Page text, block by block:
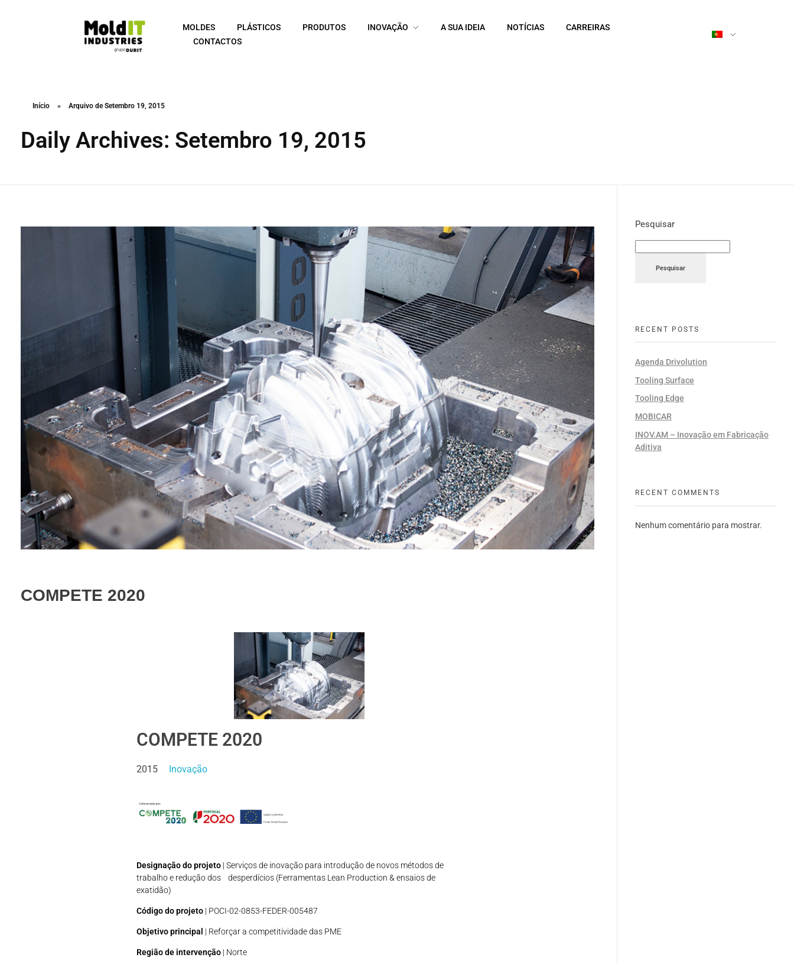
MOLDES PLÁSTICOS PRODUTOS INOVAÇÃO A SUA IDEIA NOTÍCIAS
CARREIRAS
CONTACTOS
Início » Arquivo de Setembro 19, 2015
Daily Archives: Setembro 19, 2015
COMPETE 2020
COMPETE 2020
2015 Inovação
Designação do projeto | Serviços de inovação para introdução de novos métodos de
trabalho e redução dos desperdícios (Ferramentas Lean Production & ensaios de
exatidão)
Código do projeto | POCI-02-0853-FEDER-005487
Objetivo principal | Reforçar a competitividade das PME
Região de intervenção | Norte
Pesquisar
Pesquisar
RECENT POSTS
Agenda Drivolution
Tooling Surface
Tooling Edge
MOBICAR
INOV.AM – Inovação em Fabricação
Aditiva
RECENT COMMENTS
Nenhum comentário para mostrar.